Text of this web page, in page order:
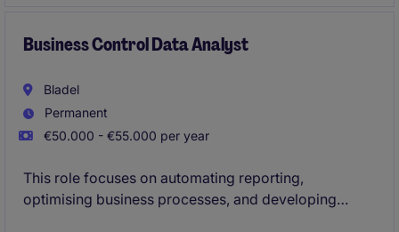
Business Control Data Analyst
Bladel
Permanent
€50.000 - €55.000 per year
This role focuses on automating reporting,
optimising business processes, and developing